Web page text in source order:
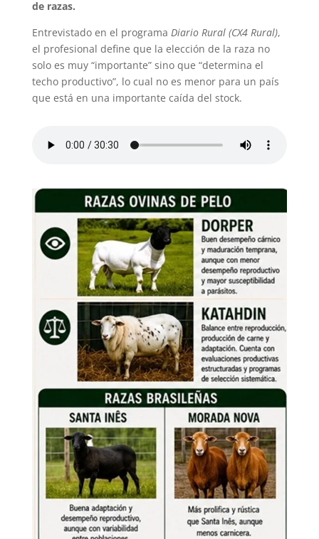
de razas.
Entrevistado en el programa Diario Rural (CX4 Rural),
el profesional define que la elección de la raza no
solo es muy “importante” sino que “determina el
techo productivo”, lo cual no es menor para un país
que está en una importante caída del stock.